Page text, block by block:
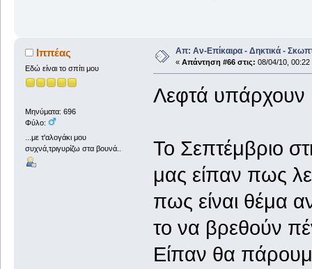
Ιππέας
Εδώ είναι το σπίτι μου
Μηνύματα: 696
Φύλο:
...με τ'αλογάκι μου
συχνά,τριγυρίζω στα βουνά..
Απ: Αν-Επίκαιρα - Δηκτικά -
« Απάντηση #66 στις: 08/04/10, 00:22
Λεφτά υπάρχουν
Το Σεπτέμβριο
μας είπαν πως
πως είναι θέμα
το να βρεθούν
Είπαν θα